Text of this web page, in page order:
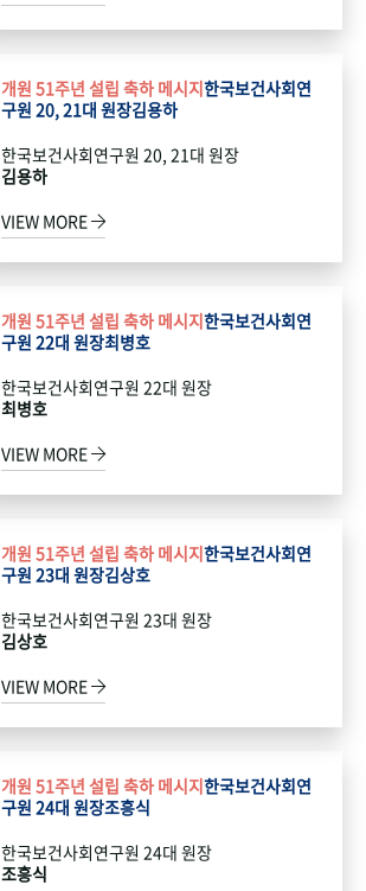
개원 51주년 설립 축하 메시지한국보건사회연
구원 20, 21대 원장김용하
한국보건사회연구원 20, 21대 원장
김용하
VIEW MORE
개원 51주년 설립 축하 메시지한국보건사회연
구원 22대 원장최병호
한국보건사회연구원 22대 원장
최병호
VIEW MORE
개원 51주년 설립 축하 메시지한국보건사회연
구원 23대 원장김상호
한국보건사회연구원 23대 원장
김상호
VIEW MORE
개원 51주년 설립 축하 메시지한국보건사회연
구원 24대 원장조흥식
한국보건사회연구원 24대 원장
조흥식